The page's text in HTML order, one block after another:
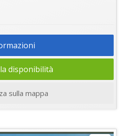
disponibilità
sulla mappa